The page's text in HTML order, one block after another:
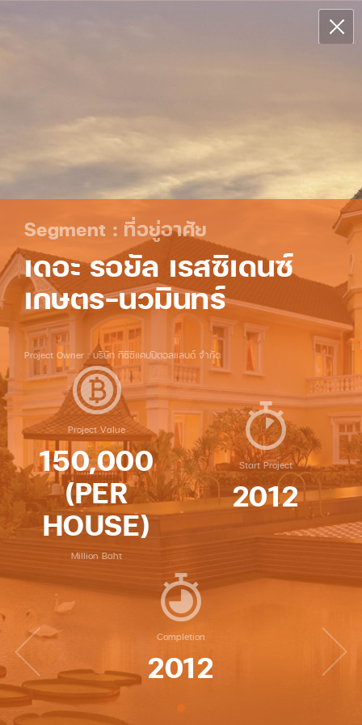
Segment : ที่อยู่อาศัย
เดอะ รอยัล เรสซิเดนซ์
เกษตร-นวมินทร์
Project Owner : บริษัท ทีซีซีแคปปิตอลแลนด์ จำกัด
Project Value
150,000
(PER
HOUSE)
Million Baht
Start Project
2012
Completion
2012